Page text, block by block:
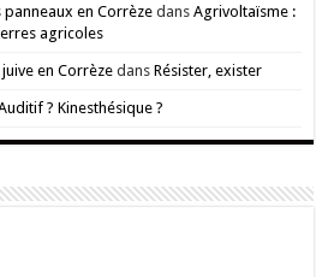
panneaux en Corrèze dansAgrivoltaïsme :
agricoles
en Corrèze dansRésister, exister
? Kinesthésique ?